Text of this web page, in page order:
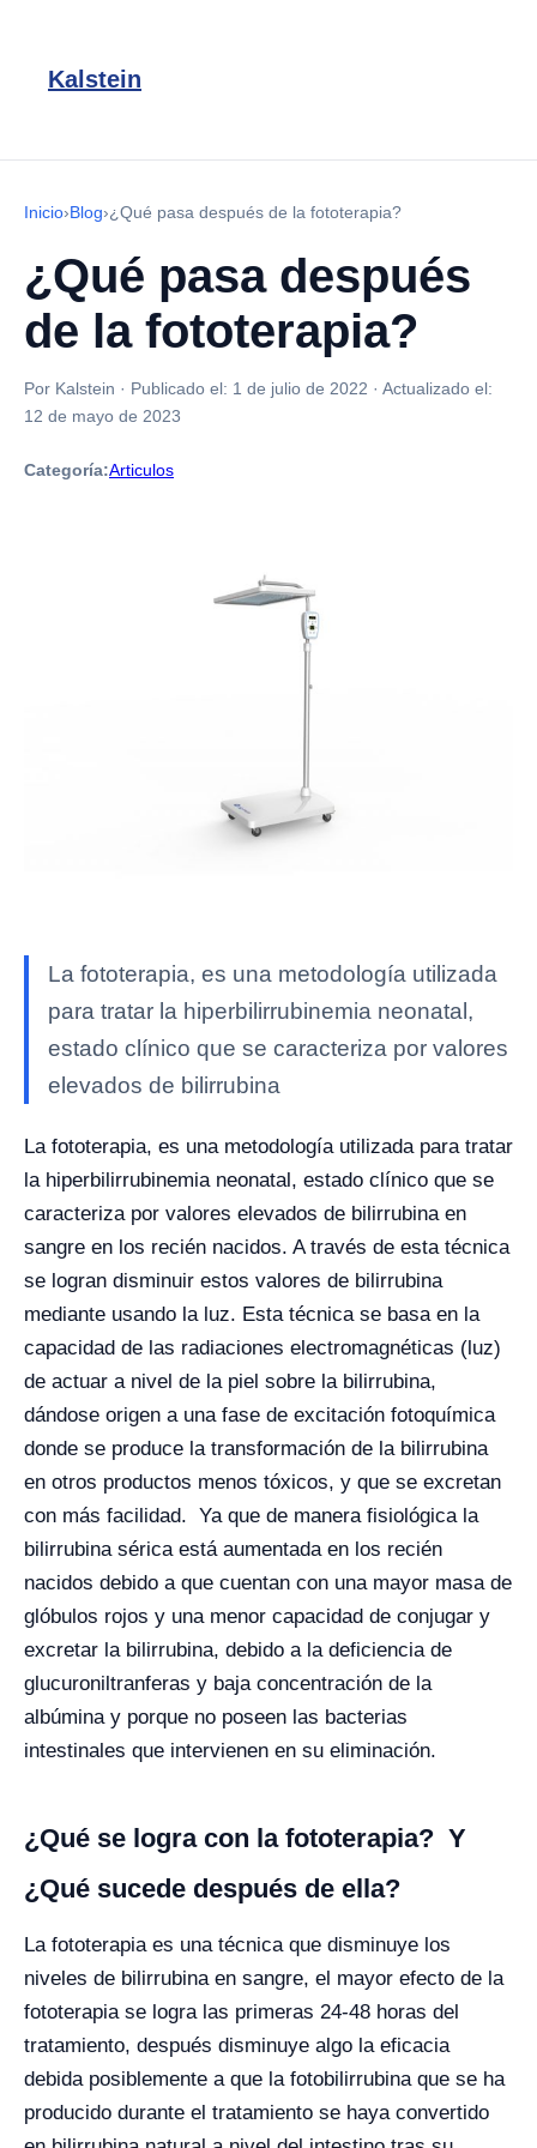
Kalstein
Inicio›Blog›¿Qué pasa después de la fototerapia?
¿Qué pasa después
de la fototerapia?
Por Kalstein · Publicado el: 1 de julio de 2022 · Actualizado el:
12 de mayo de 2023
Categoría:Articulos
La fototerapia, es una metodología utilizada
para tratar la hiperbilirrubinemia neonatal,
estado clínico que se caracteriza por valores
elevados de bilirrubina
La fototerapia, es una metodología utilizada para tratar
la hiperbilirrubinemia neonatal, estado clínico que se
caracteriza por valores elevados de bilirrubina en
sangre en los recién nacidos. A través de esta técnica
se logran disminuir estos valores de bilirrubina
mediante usando la luz. Esta técnica se basa en la
capacidad de las radiaciones electromagnéticas (luz)
de actuar a nivel de la piel sobre la bilirrubina,
dándose origen a una fase de excitación fotoquímica
donde se produce la transformación de la bilirrubina
en otros productos menos tóxicos, y que se excretan
con más facilidad. Ya que de manera fisiológica la
bilirrubina sérica está aumentada en los recién
nacidos debido a que cuentan con una mayor masa de
glóbulos rojos y una menor capacidad de conjugar y
excretar la bilirrubina, debido a la deficiencia de
glucuroniltranferas y baja concentración de la
albúmina y porque no poseen las bacterias
intestinales que intervienen en su eliminación.
¿Qué se logra con la fototerapia? Y
¿Qué sucede después de ella?
La fototerapia es una técnica que disminuye los
niveles de bilirrubina en sangre, el mayor efecto de la
fototerapia se logra las primeras 24-48 horas del
tratamiento, después disminuye algo la eficacia
debida posiblemente a que la fotobilirrubina que se ha
producido durante el tratamiento se haya convertido